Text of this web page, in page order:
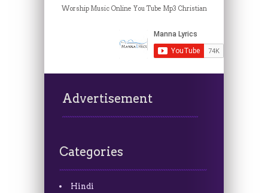
Worship Music Online You Tube Mp3 Christian
Advertisement
Categories
Hindi